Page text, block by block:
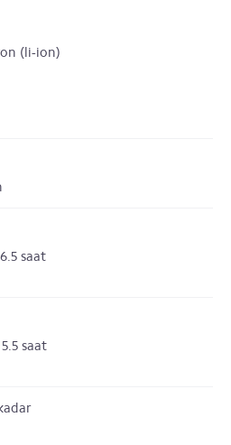
(li-ion)
6.5 saat
5.5 saat